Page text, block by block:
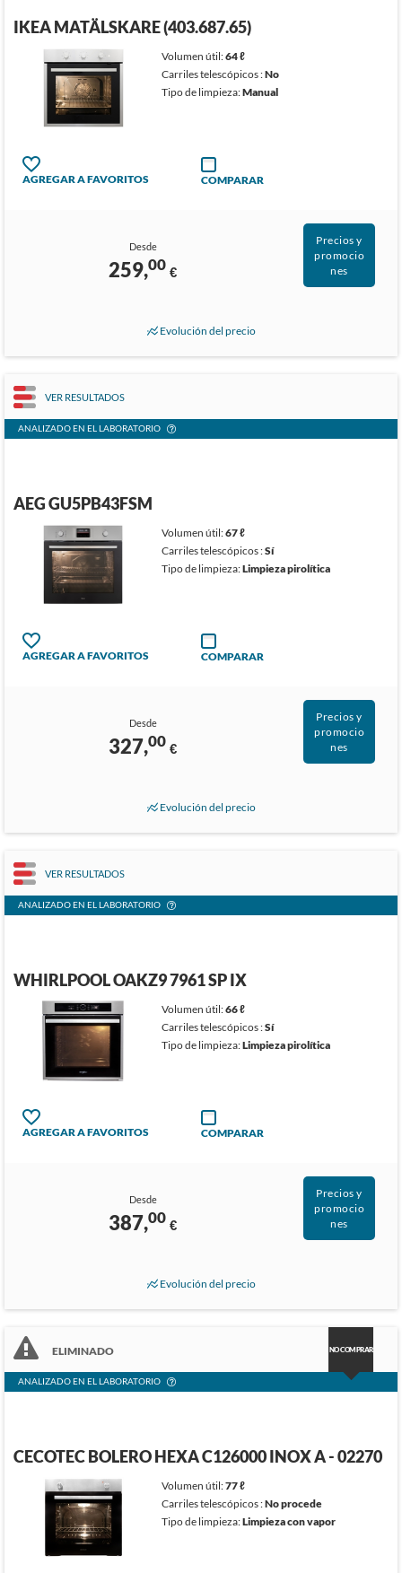
IKEA MATÄLSKARE (403.687.65)
Volumen útil:64 ℓ
Carriles telescópicos :No
Tipo de limpieza:Manual
AGREGAR A FAVORITOS COMPARAR
Desde
259,00 €
Precios y
promocio
nes
Evolución del precio
VER RESULTADOS
ANALIZADO EN EL LABORATORIO
AEG GU5PB43FSM
Volumen útil:67 ℓ
Carriles telescópicos :Sí
Tipo de limpieza:Limpieza pirolítica
AGREGAR A FAVORITOS COMPARAR
Desde
327,00 €
Precios y
promocio
nes
Evolución del precio
VER RESULTADOS
ANALIZADO EN EL LABORATORIO
WHIRLPOOL OAKZ9 7961 SP IX
Volumen útil:66 ℓ
Carriles telescópicos :Sí
Tipo de limpieza:Limpieza pirolítica
AGREGAR A FAVORITOS COMPARAR
Desde
387,00 €
Precios y
promocio
nes
Evolución del precio
ELIMINADO NO COMPRAR
ANALIZADO EN EL LABORATORIO
CECOTEC BOLERO HEXA C126000 INOX A - 02270
Volumen útil:77 ℓ
Carriles telescópicos :No procede
Tipo de limpieza:Limpieza con vapor